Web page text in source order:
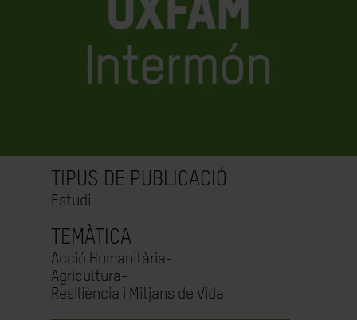
TIPUS DE PUBLICACIÓ
Estudi
TEMÀTICA
Acció Humanitària-
Agricultura-
Resiliència i Mitjans de Vida